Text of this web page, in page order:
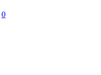
0